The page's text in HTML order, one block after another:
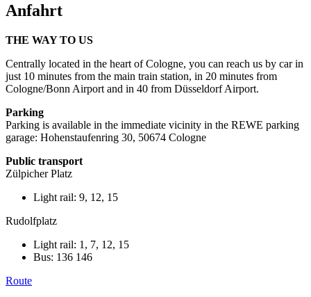
Anfahrt
THE WAY TO US
Centrally located in the heart of Cologne, you can reach us by car in
just 10 minutes from the main train station, in 20 minutes from
Cologne/Bonn Airport and in 40 from Düsseldorf Airport.
Parking
Parking is available in the immediate vicinity in the REWE parking
garage: Hohenstaufenring 30, 50674 Cologne
Public transport
Zülpicher Platz
Light rail: 9, 12, 15
Rudolfplatz
Light rail: 1, 7, 12, 15
Bus: 136 146
Route